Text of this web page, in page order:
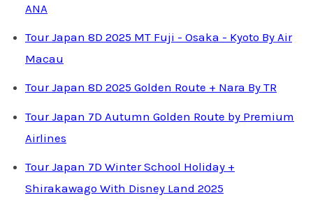
ANA
Tour Japan 8D 2025 MT Fuji - Osaka - Kyoto By Air
Macau
Tour Japan 8D 2025 Golden Route + Nara By TR
Tour Japan 7D Autumn Golden Route by Premium
Airlines
Tour Japan 7D Winter School Holiday +
Shirakawago With Disney Land 2025